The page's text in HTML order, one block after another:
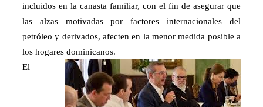
incluidos en la canasta familiar, con el fin de asegurar que
las alzas motivadas por factores internacionales del
petróleo y derivados, afecten en la menor medida posible a
los hogares dominicanos.
El